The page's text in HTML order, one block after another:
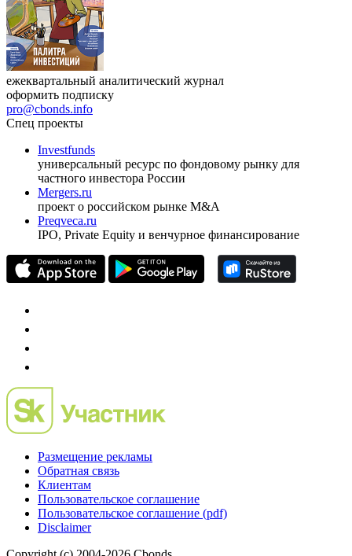
оформить подписку
pro@cbonds.info
Спец проекты
Investfunds
универсальный ресурс по фондовому рынку для
частного инвестора России
проект о российском рынке M&A
Preqveca.ru
Размещение рекламы
Обратная связь
Пользовательское соглашение